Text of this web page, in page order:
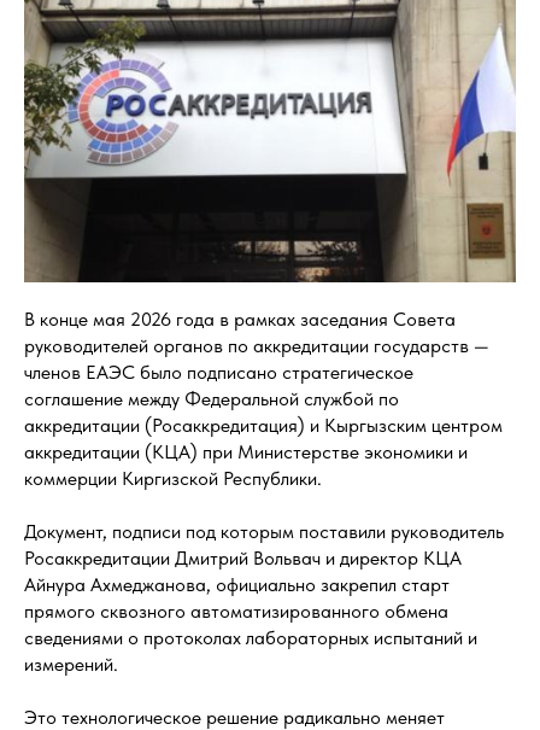
В конце мая 2026 года в рамках заседания Совета
руководителей органов по аккредитации государств —
членов ЕАЭС было подписано стратегическое
соглашение между Федеральной службой по
аккредитации (Росаккредитация) и Кыргызским центром
аккредитации (КЦА) при Министерстве экономики и
коммерции Киргизской Республики.
Документ, подписи под которым поставили руководитель
Росаккредитации Дмитрий Вольвач и директор КЦА
Айнура Ахмеджанова, официально закрепил старт
прямого сквозного автоматизированного обмена
сведениями о протоколах лабораторных испытаний и
измерений.
Это технологическое решение радикально меняет